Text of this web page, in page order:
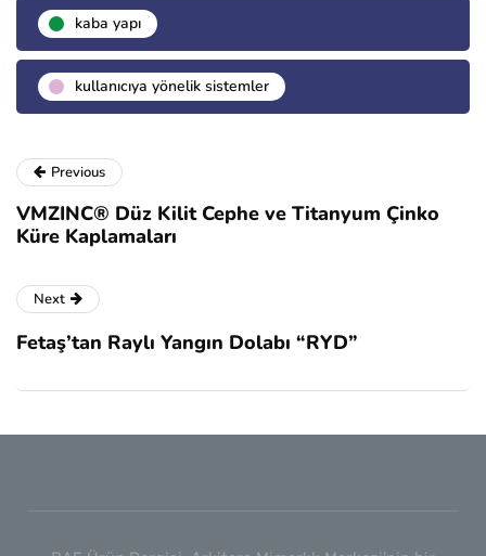
kaba yapı
kullanıcıya yönelik sistemler
Previous
VMZINC® Düz Kilit Cephe ve Titanyum Çinko
Küre Kaplamaları
Next
Fetaş’tan Raylı Yangın Dolabı “RYD”